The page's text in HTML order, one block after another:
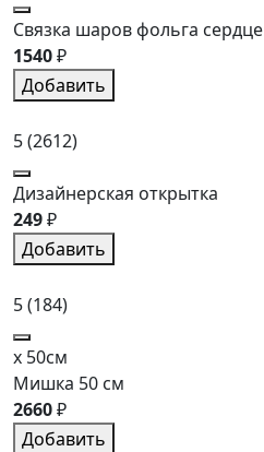
Связка шаров фольга сердце
1540₽
Добавить
5(2612)
Дизайнерская открытка
249₽
Добавить
5(184)
x 50см
Мишка 50 см
2660₽
Добавить